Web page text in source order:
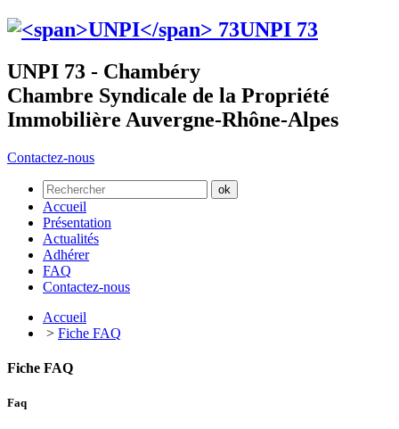
UNPI 73
UNPI 73 - Chambéry
Chambre Syndicale de la Propriété
Immobilière Auvergne-Rhône-Alpes
Contactez-nous
Accueil
Présentation
Actualités
Adhérer
FAQ
Contactez-nous
Accueil
> Fiche FAQ
Fiche FAQ
Faq